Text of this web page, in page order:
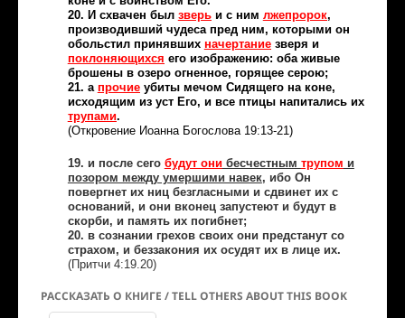
20. И схвачен был зверьи с ним лжепророк,
производивший чудеса пред ним, которыми он
обольстил принявших начертаниезверя и
поклоняющихся его изображению: оба живые
брошены в озеро огненное, горящее серою;
21. а прочиеубиты мечом Сидящего на коне,
исходящим из уст Его, и все птицы напитались их
трупами.
(Откровение Иоанна Богослова 19:13-21)
19. и после сего будут онибесчестным трупом и
позором между умершими навек, ибо Он
повергнет их ниц безгласными и сдвинет их с
оснований, и они вконец запустеют и будут в
скорби, и память их погибнет;
20. в сознании грехов своих они предстанут со
страхом, и беззакония их осудят их в лице их.
(Притчи 4:19.20)
РАССКАЗАТЬ О КНИГЕ / TELL OTHERS ABOUT THIS BOOK